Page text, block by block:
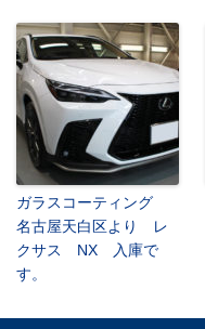
ガラスコーティング
名古屋天白区より レ
クサス NX 入庫で
す。